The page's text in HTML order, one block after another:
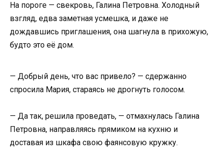
На пороге — свекровь, Галина Петровна. Холодный
взгляд, едва заметная усмешка, и даже не
дождавшись приглашения, она шагнула в прихожую,
будто это её дом.
— Добрый день, что вас привело? — сдержанно
спросила Мария, стараясь не дрогнуть голосом.
— Да так, решила проведать, — отмахнулась Галина
Петровна, направляясь прямиком на кухню и
доставая из шкафа свою фаянсовую кружку.